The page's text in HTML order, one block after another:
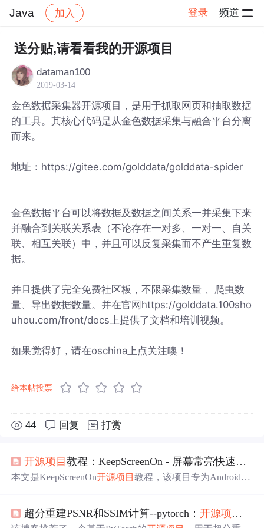
Java 加入 登录 频道
社区 Java 帖子详情
送分贴,请看看我的开源项目
dataman100
2019-03-14
金色数据采集器开源项目，是用于抓取网页和抽取数据
的工具。其核心代码是从金色数据采集与融合平台分离
而来。
地址：https://gitee.com/golddata/golddata-spider
金色数据平台可以将数据及数据之间关系一并采集下来
并融合到关联关系表（不论存在一对多、一对一、自关
联、相互关联）中，并且可以反复采集而不产生重复数
据。
并且提供了完全免费社区板，不限采集数量 、爬虫数
量、导出数据数量。并在官网https://golddata.100sho
uhou.com/front/docs上提供了文档和培训视频。
如果觉得好，请在oschina上点关注噢！
给本帖投票
44 回复 打赏
开源项目教程：KeepScreenOn - 屏幕常亮快速设置磁
本文是KeepScreenOn开源项目教程，该项目专为Android设
化和交互逻辑；配置文件，如build.gradle和res/values/下的
超分重建PSNR和SSIM计算--pytorch：开源项目